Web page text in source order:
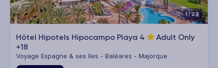
1/28
Hôtel Hipotels Hipocampo Playa 4
Adult Only
+18
Voyage Espagne & ses îles - Baléares - Majorque